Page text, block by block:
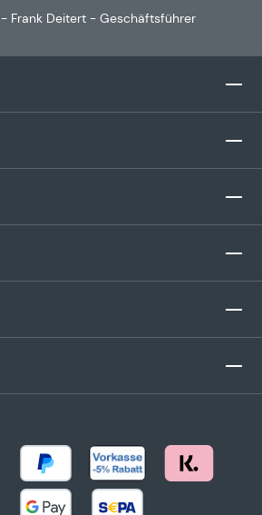
- Frank Deitert - Geschäftsführer